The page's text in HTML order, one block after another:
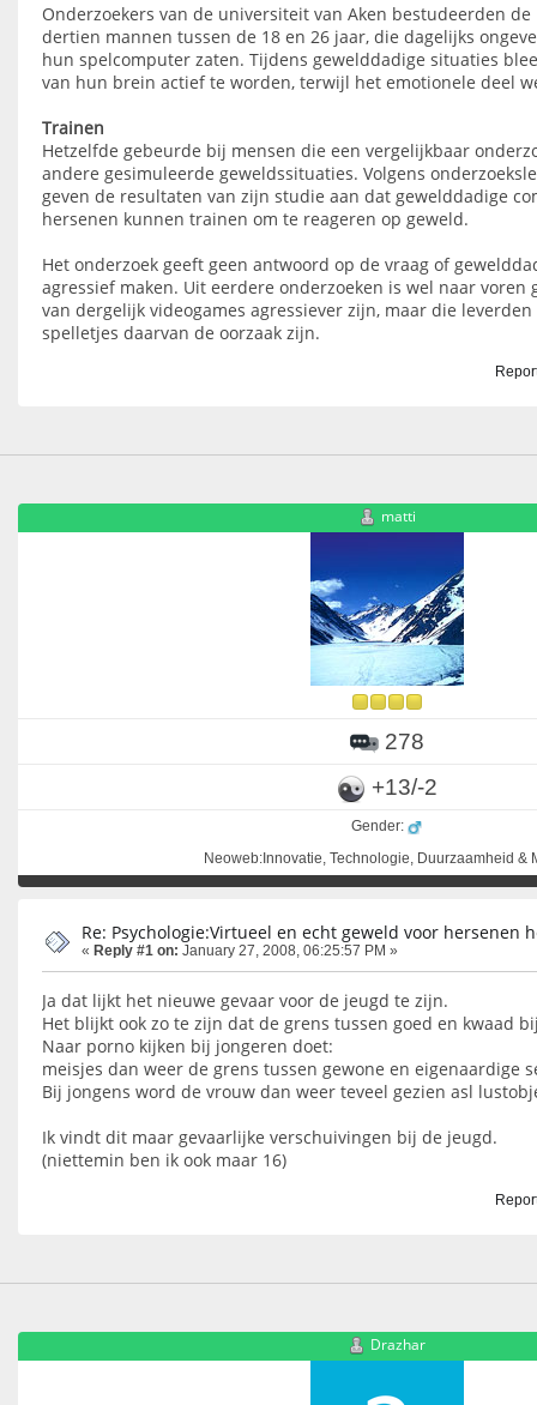
Onderzoekers van de universiteit van Aken bestudeerden
dertien mannen tussen de 18 en 26 jaar, die dagelijks
hun spelcomputer zaten. Tijdens gewelddadige situaties
van hun brein actief te worden, terwijl het emotionele deel
Trainen
Hetzelfde gebeurde bij mensen die een vergelijkbaar
andere gesimuleerde geweldssituaties. Volgens
geven de resultaten van zijn studie aan dat gewelddadige
hersenen kunnen trainen om te reageren op geweld.
Het onderzoek geeft geen antwoord op de vraag of
agressief maken. Uit eerdere onderzoeken is wel naar voren
van dergelijk videogames agressiever zijn, maar die
spelletjes daarvan de oorzaak zijn.
matti
278
+13/-2
Gender:
Neoweb:Innovatie, Technologie, Duurzaamheid &
Re: Psychologie:Virtueel en echt geweld voor hersenen
« Reply #1 on: January 27, 2008, 06:25:57 PM »
Ja dat lijkt het nieuwe gevaar voor de jeugd te zijn.
Het blijkt ook zo te zijn dat de grens tussen goed en kwaad
Naar porno kijken bij jongeren doet:
meisjes dan weer de grens tussen gewone en eigenaardige
Bij jongens word de vrouw dan weer teveel gezien asl
Ik vindt dit maar gevaarlijke verschuivingen bij de jeugd.
(niettemin ben ik ook maar 16)
Drazhar